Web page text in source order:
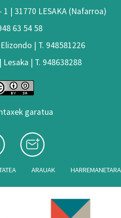
| 31770 LESAKA (Nafarroa)
63 54 58
| T. 948581226
| T. 948638288
garatua
ARAUAK